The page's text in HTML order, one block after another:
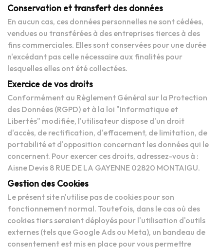
Conservation et transfert des données
En aucun cas, ces données personnelles ne sont cédées,
vendues ou transférées à des entreprises tierces à des
fins commerciales. Elles sont conservées pour une durée
n'excédant pas celle nécessaire aux finalités pour
lesquelles elles ont été collectées.
Exercice de vos droits
Conformément au Règlement Général sur la Protection
des Données (RGPD) et à la loi "Informatique et
Libertés" modifiée, l'utilisateur dispose d'un droit
d'accès, de rectification, d'effacement, de limitation, de
portabilité et d'opposition concernant les données qui le
concernent. Pour exercer ces droits, adressez-vous à :
Aisne Devis 8 RUE DE LA GAYENNE 02820 MONTAIGU.
Gestion des Cookies
Le présent site n'utilise pas de cookies pour son
fonctionnement normal. Toutefois, dans le cas où des
cookies tiers seraient déployés pour l'utilisation d'outils
externes (tels que Google Ads ou Meta), un bandeau de
consentement est mis en place pour vous permettre